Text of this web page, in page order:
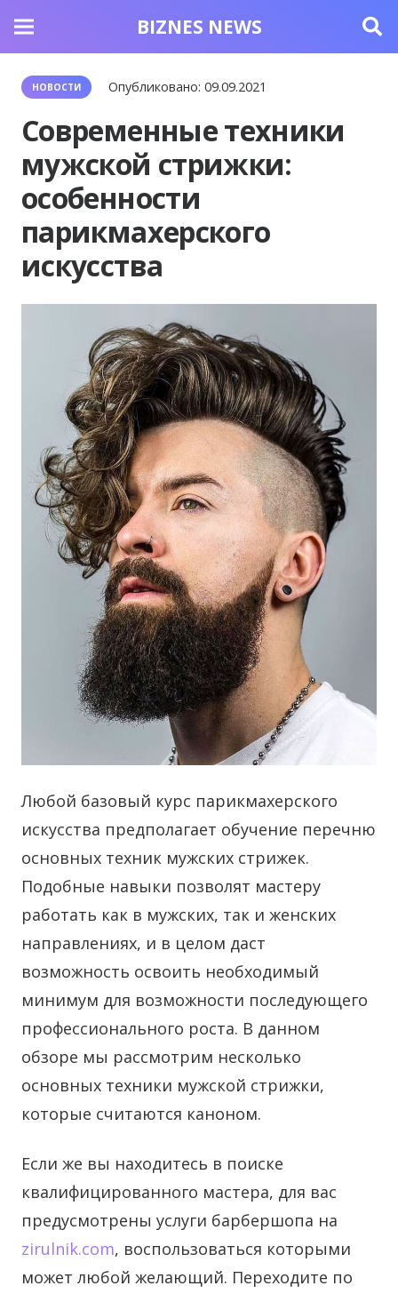
BIZNES NEWS
НОВОСТИ Опубликовано:09.09.2021
Современные техники
мужской стрижки:
особенности
парикмахерского
искусства
Любой базовый курс парикмахерского
искусства предполагает обучение перечню
основных техник мужских стрижек.
Подобные навыки позволят мастеру
работать как в мужских, так и женских
направлениях, и в целом даст
возможность освоить необходимый
минимум для возможности последующего
профессионального роста. В данном
обзоре мы рассмотрим несколько
основных техники мужской стрижки,
которые считаются каноном.
Если же вы находитесь в поиске
квалифицированного мастера, для вас
предусмотрены услуги барбершопа на
zirulnik.com, воспользоваться которыми
может любой желающий. Переходите по